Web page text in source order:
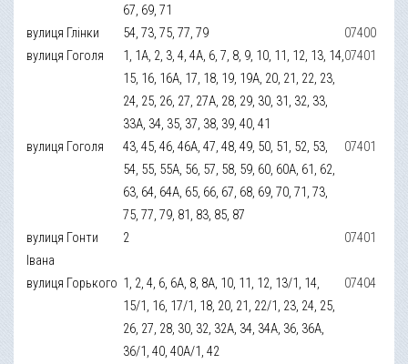
67, 69, 71
вулиця Глінки 54, 73, 75, 77, 79
07400
вулиця Гоголя
1, 1А, 2, 3, 4, 4А, 6, 7, 8, 9, 10, 11, 12, 13, 14,
15, 16, 16А, 17, 18, 19, 19А, 20, 21, 22, 23,
24, 25, 26, 27, 27А, 28, 29, 30, 31, 32, 33,
33А, 34, 35, 37, 38, 39, 40, 41
07401
вулиця Гоголя
43, 45, 46, 46А, 47, 48, 49, 50, 51, 52, 53,
54, 55, 55А, 56, 57, 58, 59, 60, 60А, 61, 62,
63, 64, 64А, 65, 66, 67, 68, 69, 70, 71, 73,
75, 77, 79, 81, 83, 85, 87
07401
вулиця Гонти
Івана
2 07401
вулиця Горького 1, 2, 4, 6, 6А, 8, 8А, 10, 11, 12, 13/1, 14,
15/1, 16, 17/1, 18, 20, 21, 22/1, 23, 24, 25,
26, 27, 28, 30, 32, 32А, 34, 34А, 36, 36А,
36/1, 40, 40А/1, 42
07404